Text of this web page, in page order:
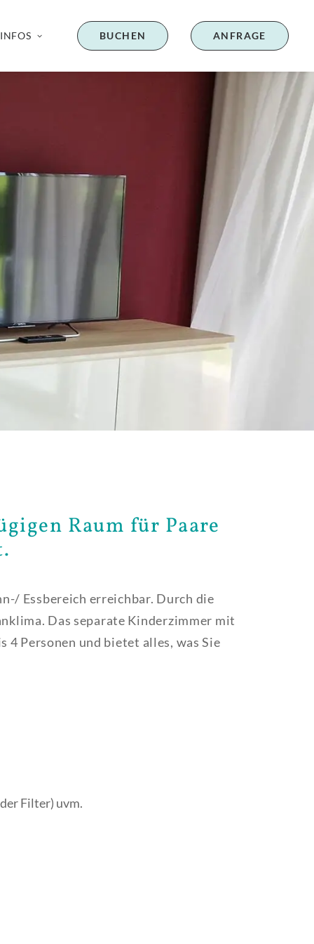
INFOS BUCHEN ANFRAGE
Raum für Paare
Essbereich erreichbar. Durch die
Das separate Kinderzimmer mit
Personen und bietet alles, was Sie
Filter) uvm.